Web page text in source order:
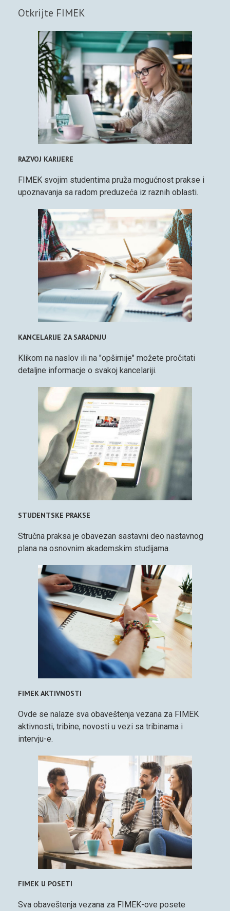
Otkrijte FIMEK
RAZVOJ KARIJERE
FIMEK svojim studentima pruža mogućnost prakse i
upoznavanja sa radom preduzeća iz raznih oblasti.
KANCELARIJE ZA SARADNJU
Klikom na naslov ili na "opširnije" možete pročitati
detaljne informacje o svakoj kancelariji.
STUDENTSKE PRAKSE
Stručna praksa je obavezan sastavni deo nastavnog
plana na osnovnim akademskim studijama.
FIMEK AKTIVNOSTI
Ovde se nalaze sva obaveštenja vezana za FIMEK
aktivnosti, tribine, novosti u vezi sa tribinama i
intervju-e.
FIMEK U POSETI
Sva obaveštenja vezana za FIMEK-ove posete